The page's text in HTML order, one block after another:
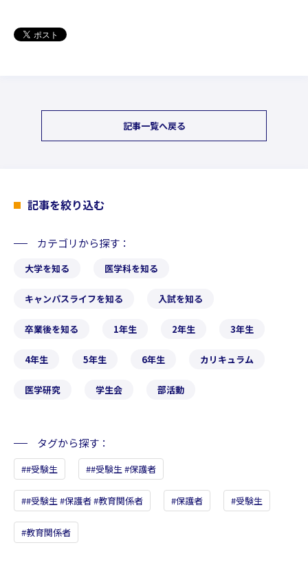
記事一覧へ戻る
記事を絞り込む
カテゴリから探す
大学を知る 医学科を知る
キャンパスライフを知る 入試を知る
卒業後を知る 1年生 2年生 3年生
4年生 5年生 6年生 カリキュラム
医学研究 学生会 部活動
タグから探す
#受験生 #受験生 #保護者
#受験生 #保護者 #教育関係者 保護者 受験生
教育関係者